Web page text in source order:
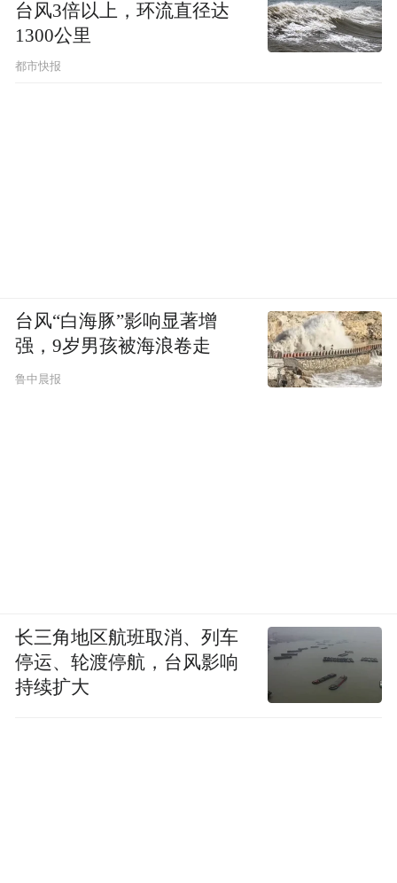
台风3倍以上，环流直径达
1300公里
都市快报
台风“白海豚”影响显著增
强，9岁男孩被海浪卷走
鲁中晨报
长三角地区航班取消、列车
停运、轮渡停航，台风影响
持续扩大